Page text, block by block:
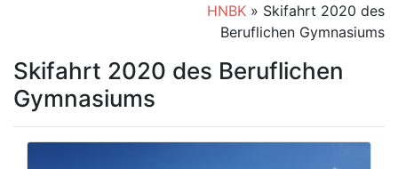
HNBK» Skifahrt 2020 des
Beruflichen Gymnasiums
Skifahrt 2020 des Beruflichen
Gymnasiums